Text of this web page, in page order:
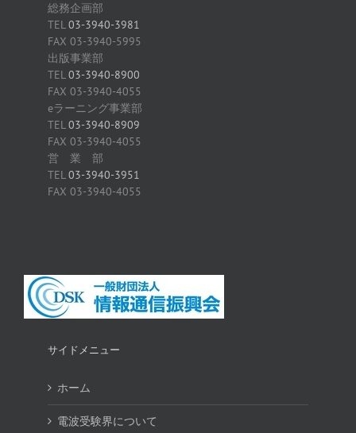
総務企画部
TEL03-3940-3981
FAX 03-3940-5995
出版事業部
TEL03-3940-8900
FAX 03-3940-4055
eラーニング事業部
TEL03-3940-8909
FAX 03-3940-4055
営 業 部
TEL03-3940-3951
FAX 03-3940-4055
サイドメニュー
ホーム
電波受験界について